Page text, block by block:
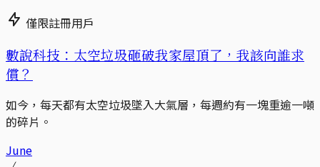
僅限註冊用戶
數說科技：太空垃圾砸破我家屋頂了，我該向誰求
償？
如今，每天都有太空垃圾墜入大氣層，每週約有一塊重逾一噸
的碎片。
June